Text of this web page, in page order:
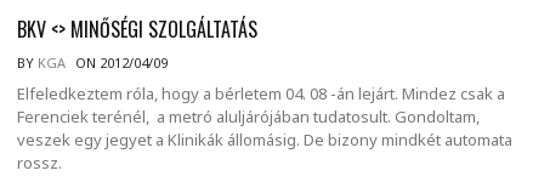
BKV <> MINŐSÉGI SZOLGÁLTATÁS
BY KGA ON 2012/04/09
Elfeledkeztem róla, hogy a bérletem 04. 08 -án lejárt. Mindez csak a
Ferenciek terénél, a metró aluljárójában tudatosult. Gondoltam,
veszek egy jegyet a Klinikák állomásig. De bizony mindkét automata
rossz.